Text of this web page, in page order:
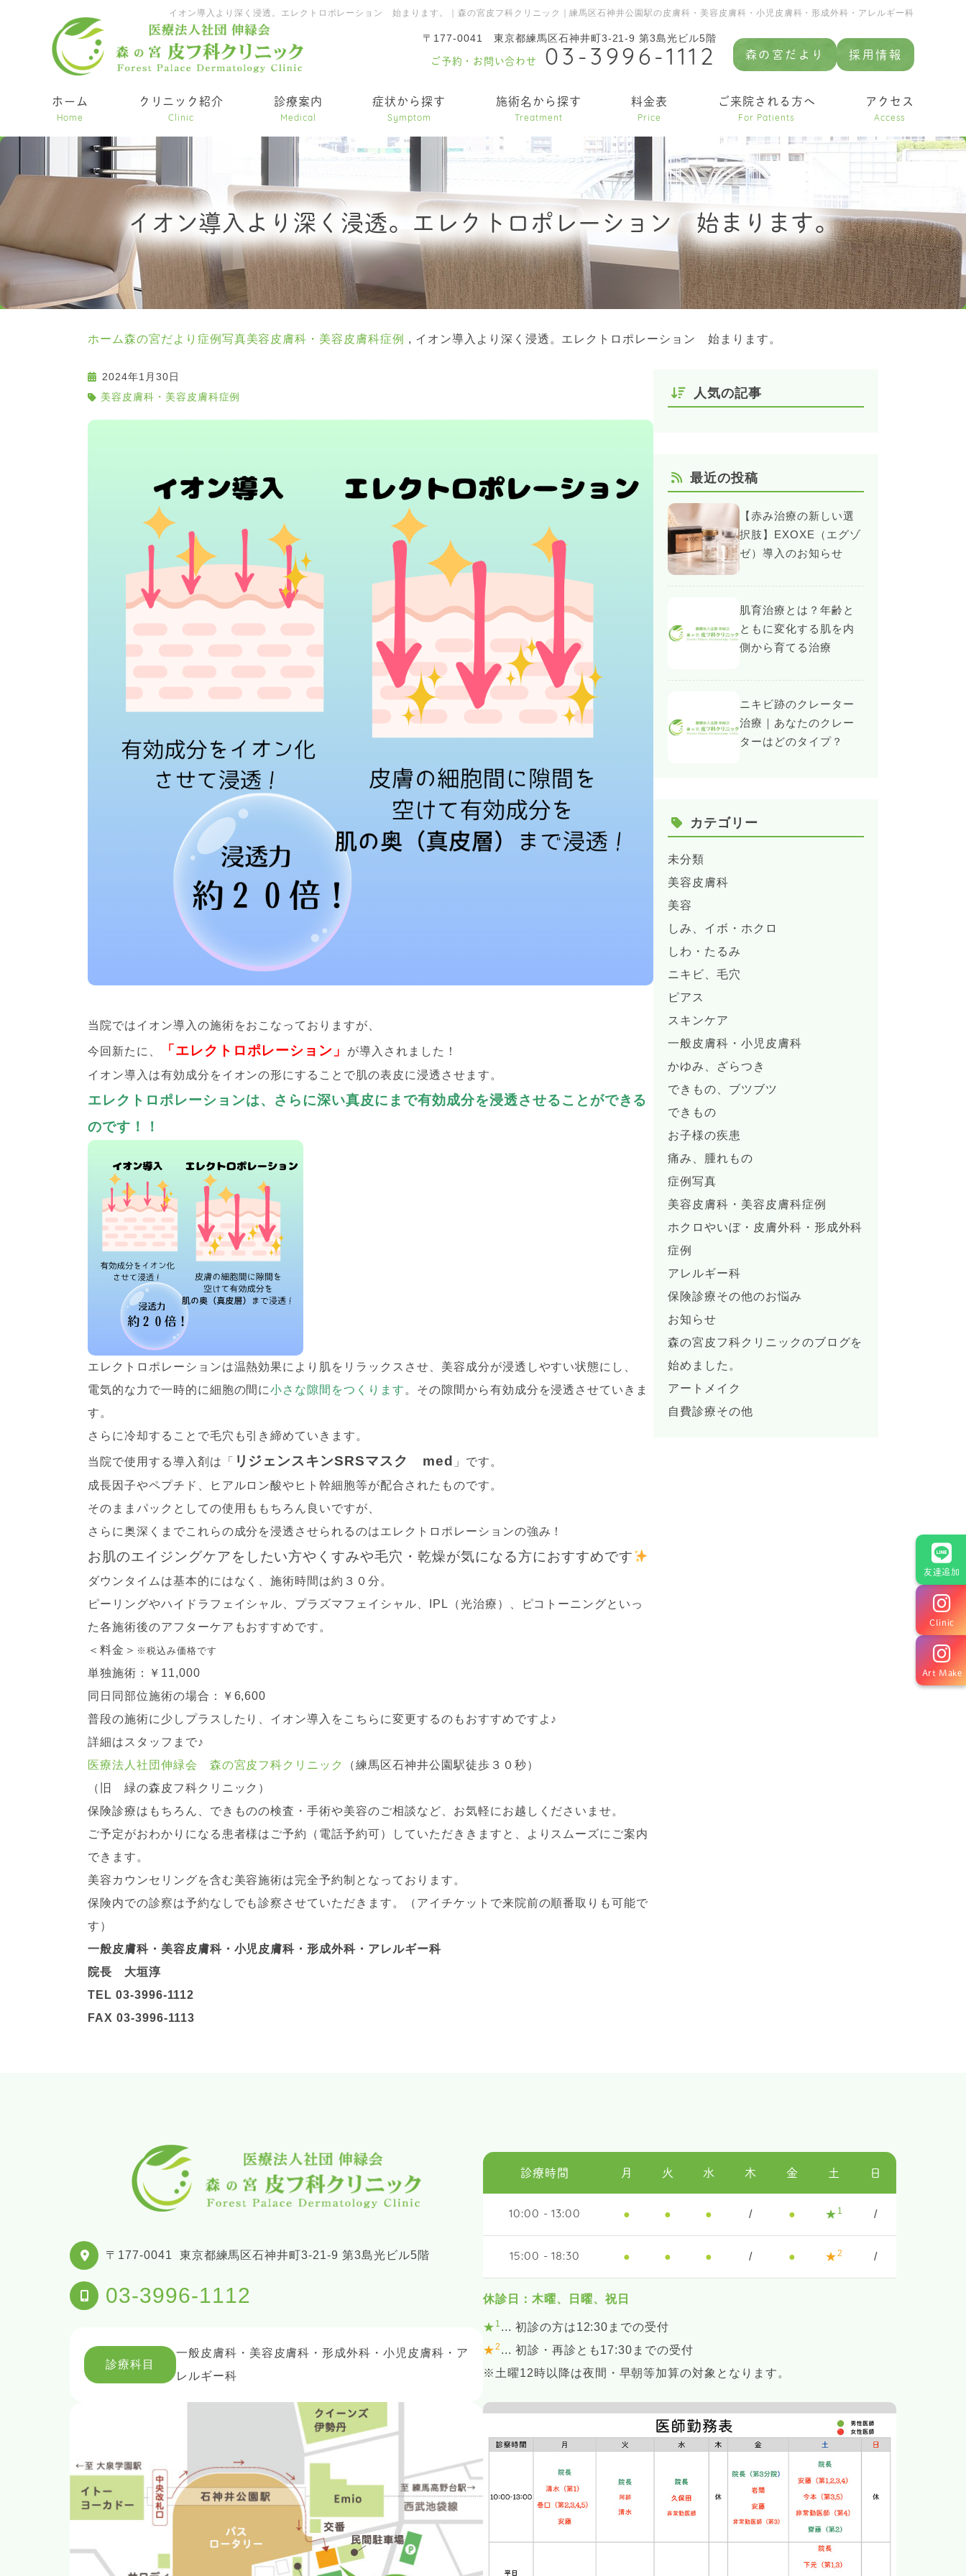
森の宮だより 採用情報
イオン導入より深く浸透。エレクトロポレーション 始まります。｜森の宮皮フ科クリニック｜練馬区石神井公園駅の皮膚科・美容皮膚科・小児皮膚科・形成外科・アレルギー科
〒177-0041 東京都練馬区石神井町3-21-9 第3島光ビル5階
ご予約・お問い合わせ 03-3996-1112
ホーム
Home
クリニック紹介
Clinic
診療案内
Medical
症状から探す
Symptom
施術名から探す
Treatment
料金表
Price
ご来院される方へ
For Patients
アクセス
Access
友達追加
Clinic
Art Make
イオン導入より深く浸透。エレクトロポレーション 始まります。
ホーム森の宮だより 症例写真美容皮膚科・美容皮膚科症例 イオン導入より深く浸透。エレクトロポレーション 始まります。
2024年1月30日
美容皮膚科・美容皮膚科症例
当院ではイオン導入の施術をおこなっておりますが、
今回新たに、 「エレクトロポレーション」
が導入されました！
イオン導入は有効成分をイオンの形にすることで肌の表皮に浸透させます。
エレクトロポレーションは、さらに深い真皮にまで有効成分を浸透させることができる
のです！！
エレクトロポレーションは温熱効果により肌をリラックスさせ、美容成分が浸透しやすい状態にし、
電気的な力で一時的に細胞の間に小さな隙間をつくります 。その隙間から有効成分を浸透させていきま
す。
さらに冷却することで毛穴も引き締めていきます。
当院で使用する導入剤は「 リジェンスキンSRSマスク med
」です。
成長因子やペプチド、ヒアルロン酸やヒト幹細胞等が配合されたものです。
そのままパックとしての使用ももちろん良いですが、
さらに奥深くまでこれらの成分を浸透させられるのはエレクトロポレーションの強み！
お肌のエイジングケアをしたい方やくすみや毛穴・乾燥が気になる方におすすめです
ダウンタイムは基本的にはなく、施術時間は約３０分。
ピーリングやハイドラフェイシャル、プラズマフェイシャル、IPL（光治療）、ピコトーニングといっ
た各施術後のアフターケアもおすすめです。
＜料金＞ ※税込み価格です
単独施術：￥11,000
同日同部位施術の場合：￥6,600
普段の施術に少しプラスしたり、イオン導入をこちらに変更するのもおすすめですよ♪
詳細はスタッフまで♪
医療法人社団伸緑会 森の宮皮フ科クリニック
（練馬区石神井公園駅徒歩３０秒）
（旧 緑の森皮フ科クリニック）
保険診療はもちろん、できものの検査・手術や美容のご相談など、お気軽にお越しくださいませ。
ご予定がおわかりになる患者様はご予約（電話予約可）していただききますと、よりスムーズにご案内
できます。
美容カウンセリングを含む美容施術は完全予約制となっております。
保険内での診察は予約なしでも診察させていただきます。（アイチケットで来院前の順番取りも可能で
す）
一般皮膚科・美容皮膚科・小児皮膚科・形成外科・アレルギー科
院長 大垣淳
TEL 03-3996-1112
FAX 03-3996-1113
人気の記事
最近の投稿
【赤み治療の新しい選
択肢】EXOXE（エグゾ
ゼ）導入のお知らせ
肌育治療とは？年齢と
ともに変化する肌を内
側から育てる治療
ニキビ跡のクレーター
治療｜あなたのクレー
ターはどのタイプ？
カテゴリー
未分類
美容皮膚科
美容
しみ、イボ・ホクロ
しわ・たるみ
ニキビ、毛穴
ピアス
スキンケア
一般皮膚科・小児皮膚科
かゆみ、ざらつき
できもの、ブツブツ
できもの
お子様の疾患
痛み、腫れもの
症例写真
美容皮膚科・美容皮膚科症例
ホクロやいぼ・皮膚外科・形成外科
症例
アレルギー科
保険診療その他のお悩み
お知らせ
森の宮皮フ科クリニックのブログを
始めました。
アートメイク
自費診療その他
〒177-0041 東京都練馬区石神井町3-21-9 第3島光ビル5階
03-3996-1112
診療科目
一般皮膚科・美容皮膚科・形成外科・小児皮膚科・ア
レルギー科
診療時間 月 火 水 木 金 土 日
10:00 - 13:00 ● ● ● / ● ★ 1 /
15:00 - 18:30 ● ● ● / ● ★2 /
休診日：木曜、日曜、祝日
★ 1 ... 初診の方は12:30までの受付
★2 ... 初診・再診とも17:30までの受付
※土曜12時以降は夜間・早朝等加算の対象となります。